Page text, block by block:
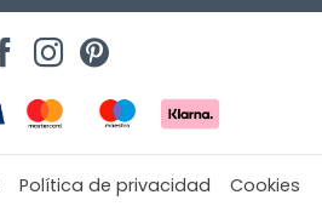
Política de privacidad Cookies